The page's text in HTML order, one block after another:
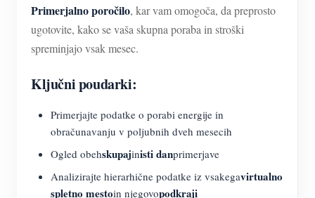
Primerjalno poročilo, kar vam omogoča, da preprosto
ugotovite, kako se vaša skupna poraba in stroški
spreminjajo vsak mesec.
Ključni poudarki:
Primerjajte podatke o porabi energije in
obračunavanju v poljubnih dveh mesecih
Ogled obehskupajinisti danprimerjave
Analizirajte hierarhične podatke iz vsakegavirtualno
spletno mestoin njegovopodkraji